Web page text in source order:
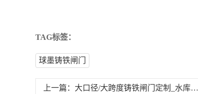
TAG标签：
球墨铸铁闸门
上一篇： 大口径/大跨度铸铁闸门定制_水库溢洪道非标闸门厂家_抗压强